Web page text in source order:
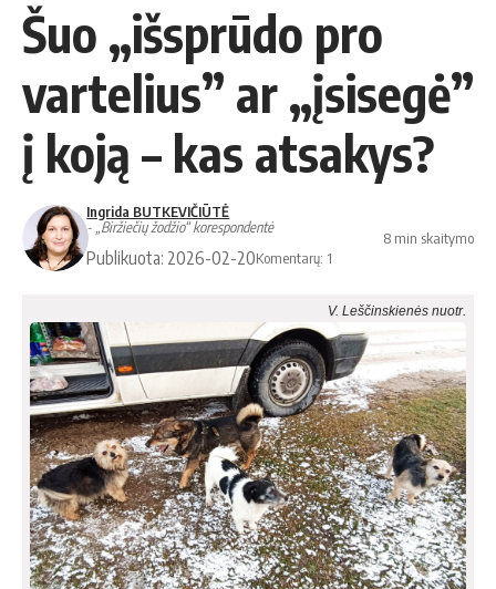
Šuo „išsprūdo pro
vartelius” ar „įsisegė”
į koją – kas atsakys?
Ingrida BUTKEVIČIŪTĖ
- „Biržiečių žodžio“ korespondentė
Publikuota: 2026-02-20Komentarų: 1
8 min skaitymo
V. Leščinskienės nuotr.